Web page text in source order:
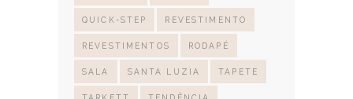
QUICK-STEP REVESTIMENTO
REVESTIMENTOS RODAPÉ
SALA SANTA LUZIA TAPETE